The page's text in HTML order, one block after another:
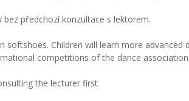
předchozí konzultace s lektorem.
Children will learn more advanced
competitions of the dance association
the lecturer first.